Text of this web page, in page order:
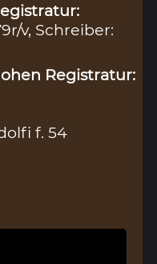
v, Schreiber:
Registratur:
f. 54